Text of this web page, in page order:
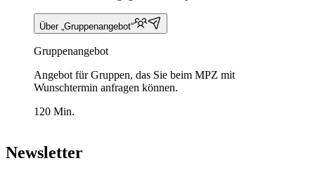
Über „Gruppenangebot“
Gruppenangebot
Angebot für Gruppen, das Sie beim MPZ mit
Wunschtermin anfragen können.
120 Min.
Newsletter